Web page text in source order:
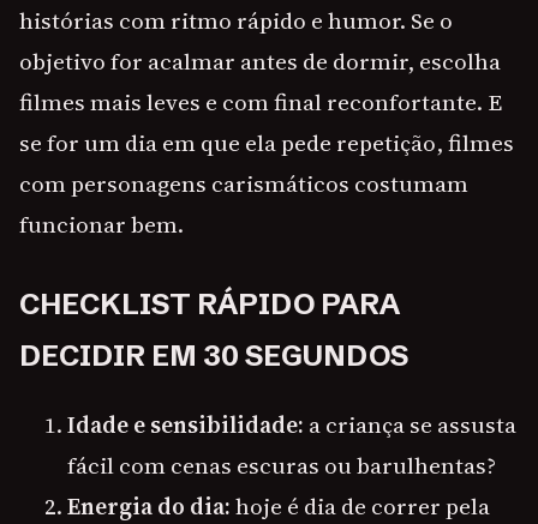
histórias com ritmo rápido e humor. Se o
objetivo for acalmar antes de dormir, escolha
filmes mais leves e com final reconfortante. E
se for um dia em que ela pede repetição, filmes
com personagens carismáticos costumam
funcionar bem.
CHECKLIST RÁPIDO PARA
DECIDIR EM 30 SEGUNDOS
Idade e sensibilidade: a criança se assusta
fácil com cenas escuras ou barulhentas?
Energia do dia:hoje é dia de correr pela